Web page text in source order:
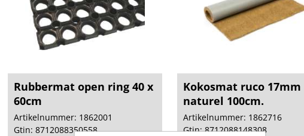
Rubbermat open ring 40 x
60cm
Artikelnummer: 1862001
Gtin: 8712088350558
Kokosmat ruco 17mm
naturel 100cm.
Artikelnummer: 1862716
Gtin: 8712088148308